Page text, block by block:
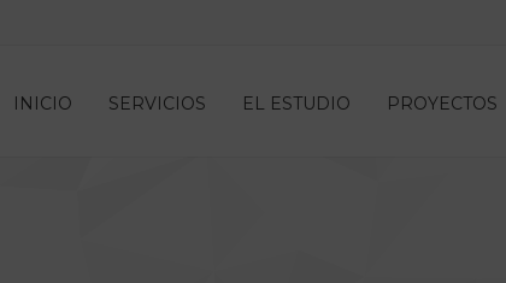
INICIO SERVICIOS EL ESTUDIO PROYECTOS